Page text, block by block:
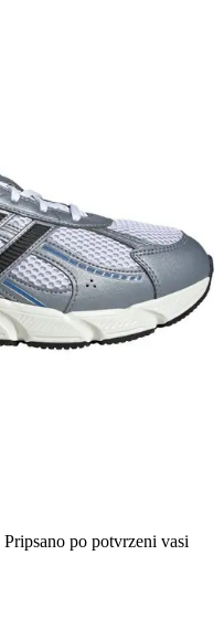
Pripsano po potvrzeni vasi